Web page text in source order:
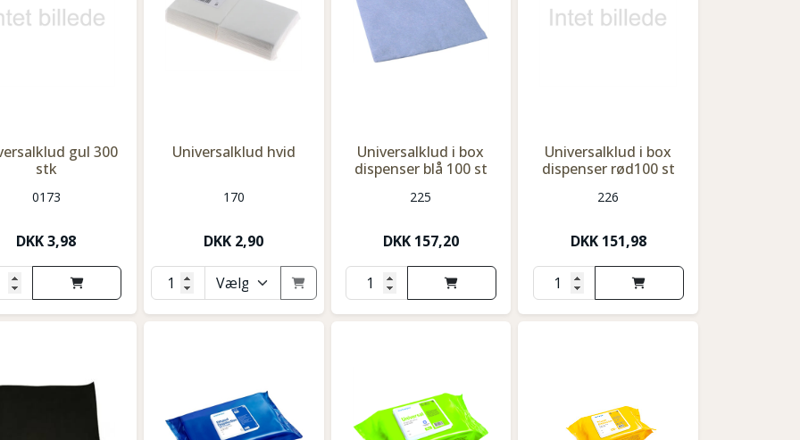
gul 300
stk
0173
DKK3,98
Universalklud hvid
170
DKK 2,90
Universalklud i box
dispenser blå 100 st
225
DKK 157,20
Universalklud i box
dispenser rød100 st
226
DKK 151,98